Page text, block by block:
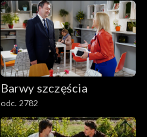
Barwy szczęścia
odc. 2782